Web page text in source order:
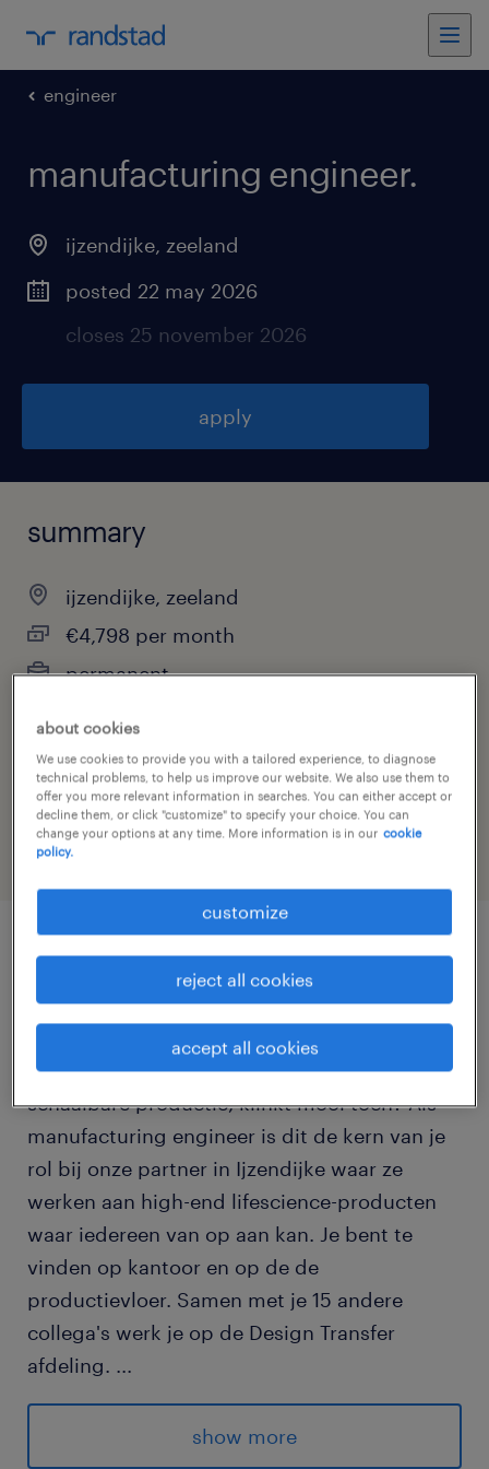
engineer
manufacturing engineer.
ijzendijke, zeeland
posted 22 may 2026
closes 25 november 2026
apply
summary
ijzendijke, zeeland
€4,798 per month
permanent
job category
engineering
job details
Een sleutelrol spelen in het vertalen van
mechatronische ontwerpen naar een
schaalbare productie, klinkt mooi toch? Als
manufacturing engineer is dit de kern van je
rol bij onze partner in Ijzendijke waar ze
werken aan high-end lifescience-producten
waar iedereen van op aan kan. Je bent te
vinden op kantoor en op de de
productievloer. Samen met je 15 andere
collega's werk je op de Design Transfer
afdeling. ...
Heb jij een relevante afgeronde hbo-opleiding
of vergelijkbaar door ervaring in de richting
show more
about cookies
We use cookies to provide you with a tailored experience, to diagnose
technical problems, to help us improve our website. We also use them to
offer you more relevant information in searches. You can either accept or
decline them, or click "customize" to specify your choice. You can
change your options at any time. More information is in our cookie
policy.
customize
reject all cookies
accept all cookies